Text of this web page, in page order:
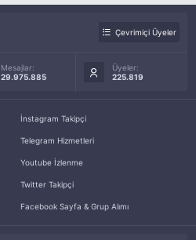
Çevrimiçi Üyeler
Mesajlar:
29.975.885
Üyeler:
225.819
İnstagram Takipçi
Telegram Hizmetleri
Youtube İzlenme
Twitter Takipçi
Facebook Sayfa & Grup Alımı